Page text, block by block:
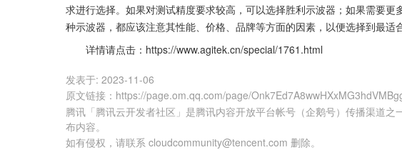
求进行选择。如果对测试精度要求较高，可以选择胜利示波器；如果需要
种示波器，都应该注意其性能、价格、品牌等方面的因素，以便选择到最适
       详情请点击：https://www.agitek.cn/special/1761.html
发表于: 2023-11-06
原文链接 ： https://page.om.qq.com/page/
腾讯「腾讯云开发者社区」是腾讯内容开放平台帐号（企鹅号）传播渠道之
布内容。
如有侵权，请联系 cloudcommunity@tencent.com 删除。